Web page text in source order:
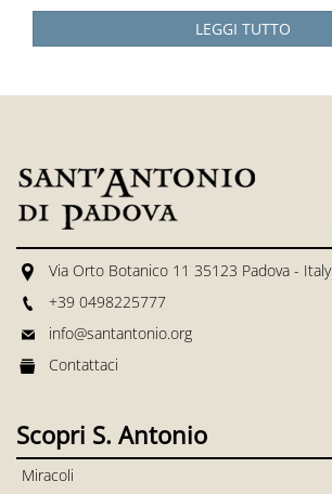
LEGGI TUTTO
Via Orto Botanico 11 35123 Padova - Italy
+39 0498225777
info@santantonio.org
Contattaci
Scopri S. Antonio
Miracoli